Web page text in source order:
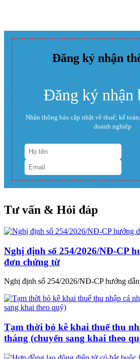
Đăng ký nhận
Đăng ký nhận
Nhận thông báo cập nhật về thuế; kế
doanh nghiệp
Tư vấn & Hỏi đáp
Nghị định số 254/2026/NĐ-CP
đơn chứng từ
Nghị định số 254/2026/NĐ-CP hướng
Tạm thời bỏ kê khai thuế thu
tháng (chuyển sang khai theo